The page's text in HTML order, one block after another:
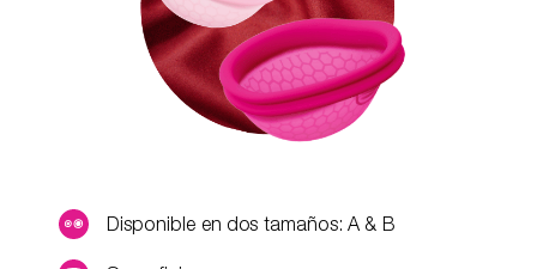
Disponible en dos tamaños: A & B